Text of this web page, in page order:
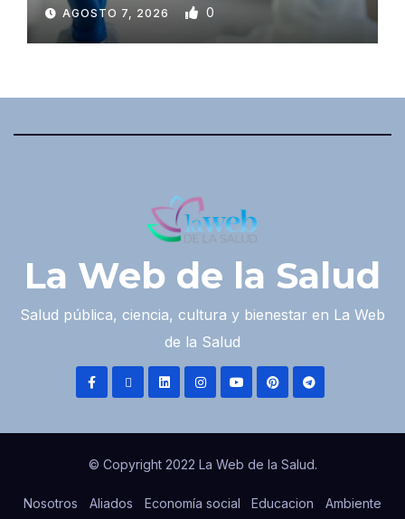
AGOSTO 7, 2026 0
La Web de la Salud
Salud pública, ciencia, cultura y bienestar en La Web
de la Salud
© Copyright 2022 La Web de la Salud.
Nosotros Aliados Economía social Educacion Ambiente